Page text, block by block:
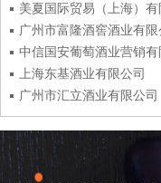
美夏国际贸易（上海）有
广州市富隆酒窖酒业有限
中信国安葡萄酒业营销有
上海东基酒业有限公司
广州市汇立酒业有限公司